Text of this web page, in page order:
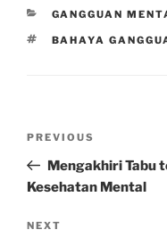
CATEGORIES
GANGGUAN
TAGS
BAHAYA
Previous
Post
PREVIOUS
Mengakhiri Tabu
Kesehatan Mental
Next
NEXT